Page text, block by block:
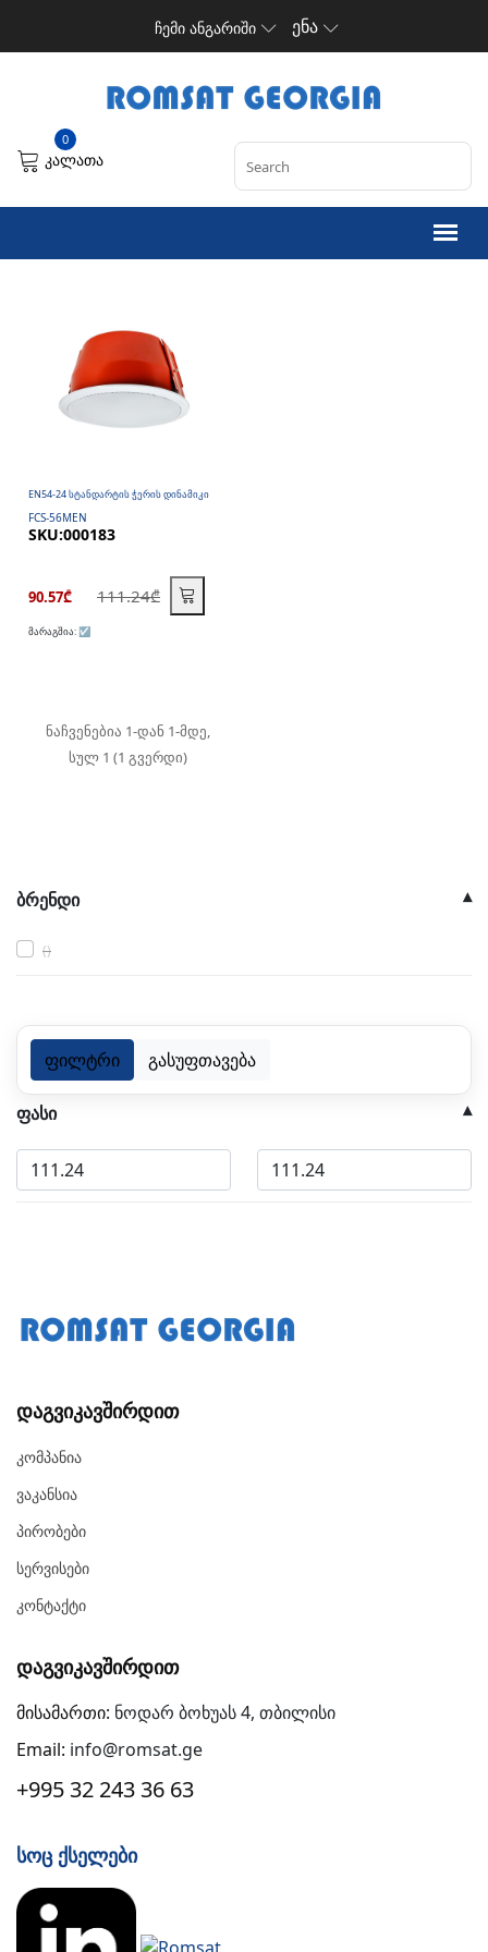
ჩემი ანგარიში ენა
0
კალათა
ბრენდი
()
ფილტრი გასუფთავება
ფასი
EN54-24 სტანდარტის ჭერის დინამიკი
FCS-56MEN
SKU:000183
90.57₾ 111.24₾
მარაგშია:☑️
ნაჩვენებია 1-დან 1-მდე,
სულ 1 (1 გვერდი)
Დაგვიკავშირდით
Კომპანია
Ვაკანსია
Პირობები
Სერვისები
Კონტაქტი
Დაგვიკავშირდით
მისამართი: ნოდარ ბოხუას 4, თბილისი
Email: info@romsat.ge
+995 32 243 36 63
Სოც Ქსელები